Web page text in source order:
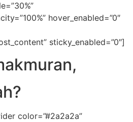
hover_enabled=”0″
sticky_enabled=”0″]
color=”#2a2a2a”